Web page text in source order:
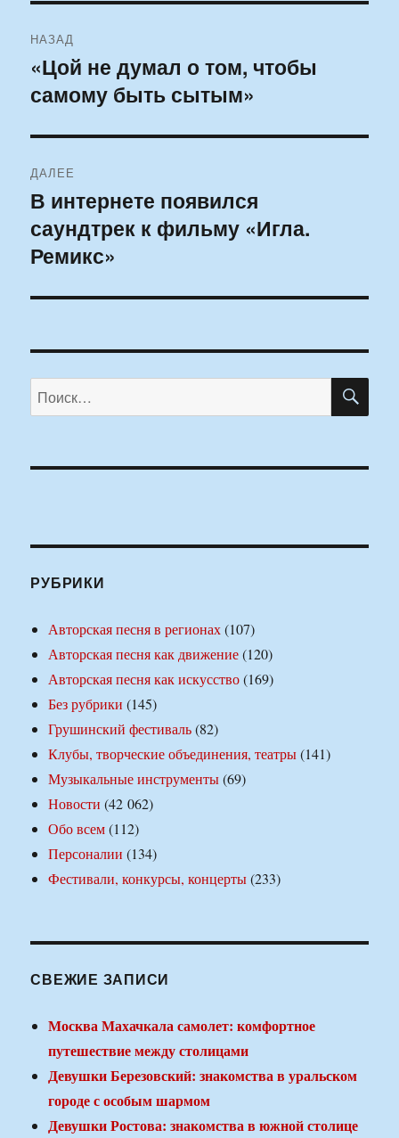
по
записям
НАЗАД
Предыдущая
запись:
«Цой не думал о том, чтобы
самому быть сытым»
ДАЛЕЕ
Следующая
запись:
В интернете появился
саундтрек к фильму «Игла.
Ремикс»
Искать:
РУБРИКИ
Авторская песня в регионах(107)
Авторская песня как движение(120)
Авторская песня как искусство(169)
Без рубрики (145)
Грушинский фестиваль(82)
Клубы, творческие объединения, театры(141)
Музыкальные инструменты(69)
Новости (42 062)
Обо всем(112)
Персоналии (134)
Фестивали, конкурсы, концерты(233)
СВЕЖИЕ ЗАПИСИ
Москва Махачкала самолет: комфортное
путешествие между столицами
Девушки Березовский: знакомства в уральском
городе с особым шармом
Девушки Ростова: знакомства в южной столице